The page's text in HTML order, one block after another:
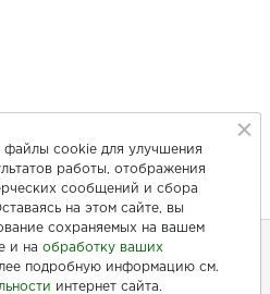
файлы cookie для улучшения
работы, отображения
сообщений и сбора
на этом сайте, вы
сохраняемых на вашем
и на обработку ваших
подробную информацию см.
интернет сайта.